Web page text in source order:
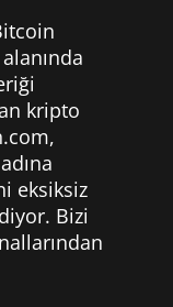
kripto
eksiksiz
Bizi